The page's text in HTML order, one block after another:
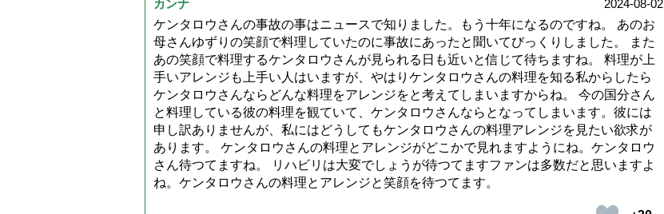
カンナ
2024-08-02
ケンタロウさんの事故の事はニュースで知りました。もう十年になるのですね。 あのお
母さんゆずりの笑顔で料理していたのに事故にあったと聞いてびっくりしました。 また
あの笑顔で料理するケンタロウさんが見られる日も近いと信じて待ちますね。 料理が上
手いアレンジも上手い人はいますが、やはりケンタロウさんの料理を知る私からしたら
ケンタロウさんならどんな料理をアレンジをと考えてしまいますからね。 今の国分さん
と料理している彼の料理を観ていて、ケンタロウさんならとなってしまいます。彼には
申し訳ありませんが、私にはどうしてもケンタロウさんの料理アレンジを見たい欲求が
あります。 ケンタロウさんの料理とアレンジがどこかで見れますようにね。ケンタロウ
さん待つてますね。 リハビリは大変でしょうが待つてますファンは多数だと思いますよ
ね。ケンタロウさんの料理とアレンジと笑顔を待つてます。